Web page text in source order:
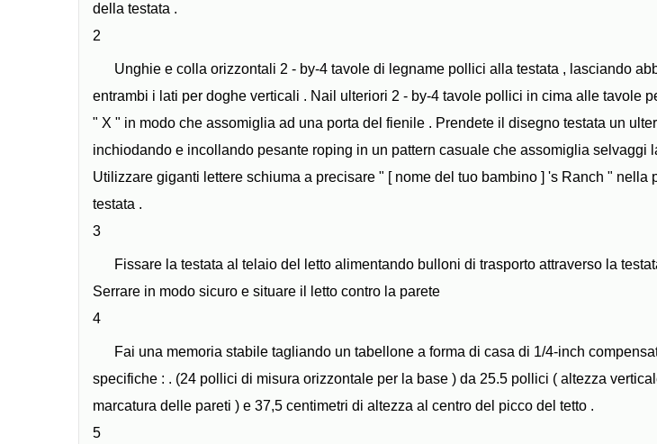
della testata .
2
Unghie e colla orizzontali 2 - by-4 tavole di legname pollici alla testata , lasciando
entrambi i lati per doghe verticali . Nail ulteriori 2 - by-4 tavole pollici in cima alle tavole
" X " in modo che assomiglia ad una porta del fienile . Prendete il disegno testata un
inchiodando e incollando pesante roping in un pattern casuale che assomiglia selvaggi
Utilizzare giganti lettere schiuma a precisare " [ nome del tuo bambino ] 's Ranch " nella
testata .
3
Fissare la testata al telaio del letto alimentando bulloni di trasporto attraverso la
Serrare in modo sicuro e situare il letto contro la parete
4
Fai una memoria stabile tagliando un tabellone a forma di casa di 1/4-inch
specifiche : . (24 pollici di misura orizzontale per la base ) da 25.5 pollici ( altezza
marcatura delle pareti ) e 37,5 centimetri di altezza al centro del picco del tetto .
5